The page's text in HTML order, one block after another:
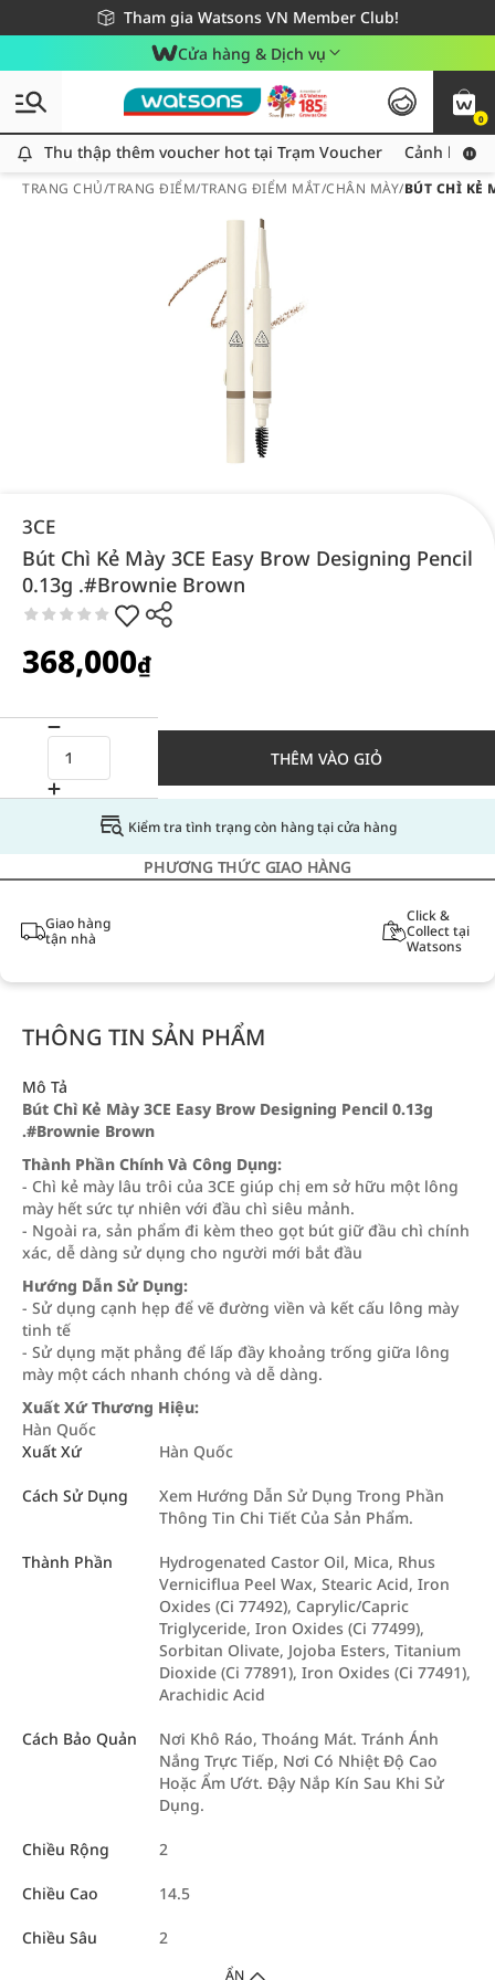
Tham gia Watsons VN Member Club!
Miễn phí giao hàng cho đơn hàng từ 249,000Đ
Giao hàng nhanh 24h - Áp dụng khu vực TP. Hồ Chí Minh
Cửa hàng & Dịch vụ
0
Thu thập thêm voucher hot tại Trạm Voucher
Thu thập thêm voucher hot tại Trạm Voucher Cảnh báo
TRANG CHỦ/TRANG ĐIỂM/TRANG ĐIỂM MẮT/CHÂN MÀY/BÚT CHÌ KẺ
3CE
Bút Chì Kẻ Mày 3CE Easy Brow Designing Pencil
0.13g .#Brownie Brown
368,000₫
THÊM VÀO GIỎ
Kiểm tra tình trạng còn hàng tại cửa hàng
PHƯƠNG THỨC GIAO HÀNG
Giao hàng
tận nhà
Click &
Collect tại
Watsons
THÔNG TIN SẢN PHẨM
Mô Tả
Bút Chì Kẻ Mày 3CE Easy Brow Designing Pencil 0.13g
.#Brownie Brown
Thành Phần Chính Và Công Dụng:
- Chì kẻ mày lâu trôi của 3CE giúp chị em sở hữu một lông
mày hết sức tự nhiên với đầu chì siêu mảnh.
- Ngoài ra, sản phẩm đi kèm theo gọt bút giữ đầu chì chính
xác, dễ dàng sử dụng cho người mới bắt đầu
Hướng Dẫn Sử Dụng:
- Sử dụng cạnh hẹp để vẽ đường viền và kết cấu lông mày
tinh tế
- Sử dụng mặt phẳng để lấp đầy khoảng trống giữa lông
mày một cách nhanh chóng và dễ dàng.
Xuất Xứ Thương Hiệu:
Hàn Quốc
Xuất Xứ
Hàn Quốc
Cách Sử Dụng
Xem Hướng Dẫn Sử Dụng Trong Phần
Thông Tin Chi Tiết Của Sản Phẩm.
Thành Phần
Hydrogenated Castor Oil, Mica, Rhus
Verniciflua Peel Wax, Stearic Acid, Iron
Oxides (Ci 77492), Caprylic/Capric
Triglyceride, Iron Oxides (Ci 77499),
Sorbitan Olivate, Jojoba Esters, Titanium
Dioxide (Ci 77891), Iron Oxides (Ci 77491),
Arachidic Acid
Cách Bảo Quản
Nơi Khô Ráo, Thoáng Mát. Tránh Ánh
Nắng Trực Tiếp, Nơi Có Nhiệt Độ Cao
Hoặc Ẩm Ướt. Đậy Nắp Kín Sau Khi Sử
Dụng.
Chiều Rộng 2
Chiều Cao 14.5
Chiều Sâu 2
ẨN